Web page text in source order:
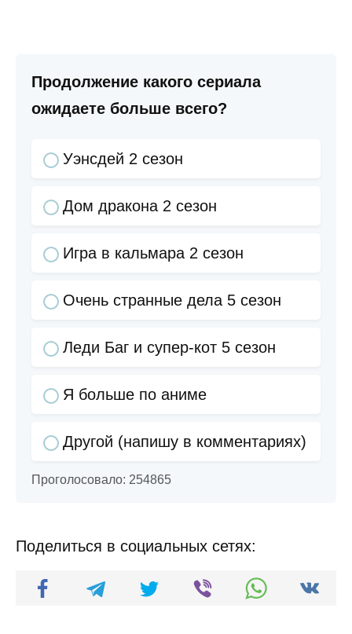
Продолжение какого сериала
ожидаете больше всего?
Уэнсдей 2 сезон
Дом дракона 2 сезон
Игра в кальмара 2 сезон
Очень странные дела 5 сезон
Леди Баг и супер-кот 5 сезон
Я больше по аниме
Другой (напишу в комментариях)
Проголосовало: 254865
Поделиться в социальных сетях: